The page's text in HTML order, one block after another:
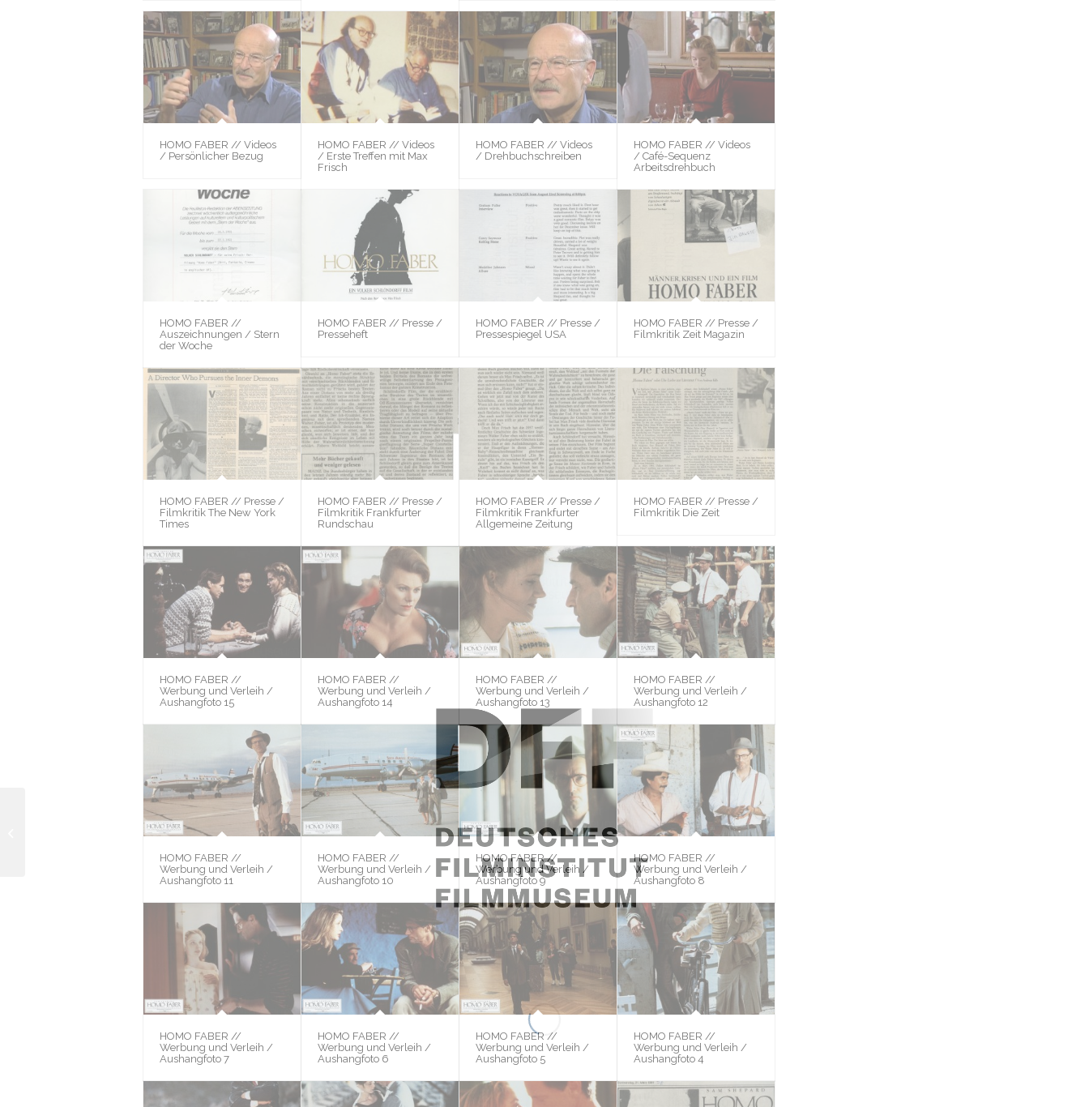
HOMO FABER // Videos
/ Persönlicher Bezug
HOMO FABER // Videos
/ Erste Treffen mit Max
Frisch
HOMO FABER // Videos
/ Drehbuchschreiben
HOMO FABER // Videos
/ Café-Sequenz
Arbeitsdrehbuch
HOMO FABER //
Auszeichnungen / Stern
der Woche
HOMO FABER // Presse /
Presseheft
HOMO FABER // Presse /
Pressespiegel USA
HOMO FABER // Presse /
Filmkritik Zeit Magazin
HOMO FABER // Presse /
Filmkritik The New York
Times
HOMO FABER // Presse /
Filmkritik Frankfurter
Rundschau
HOMO FABER // Presse /
Filmkritik Frankfurter
Allgemeine Zeitung
HOMO FABER // Presse /
Filmkritik Die Zeit
HOMO FABER //
Werbung und Verleih /
Aushangfoto 15
HOMO FABER //
Werbung und Verleih /
Aushangfoto 14
HOMO FABER //
Werbung und Verleih /
Aushangfoto 13
HOMO FABER //
Werbung und Verleih /
Aushangfoto 12
HOMO FABER //
Werbung und Verleih /
Aushangfoto 11
HOMO FABER //
Werbung und Verleih /
Aushangfoto 10
HOMO FABER //
Werbung und Verleih /
Aushangfoto 9
HOMO FABER //
Werbung und Verleih /
Aushangfoto 8
HOMO FABER //
Werbung und Verleih /
Aushangfoto 7
HOMO FABER //
Werbung und Verleih /
Aushangfoto 6
HOMO FABER //
Werbung und Verleih /
Aushangfoto 5
HOMO FABER //
Werbung und Verleih /
Aushangfoto 4